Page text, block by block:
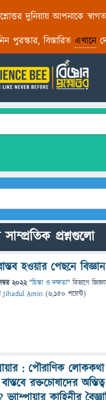
দুনিয়ায় আপনাকে
পুরস্কার, বিস্তারিত এখানে
সাম্প্রতিক প্রশ্নগুলো
হওয়ার পেছনে
2022 "চিন্তা ও দক্ষতা" বিভাগে
Jihadul Amin (6,150 পয়েন্ট)
: পৌরাণিক লোককথা
রক্তচোষাদের অস্তিত্ব